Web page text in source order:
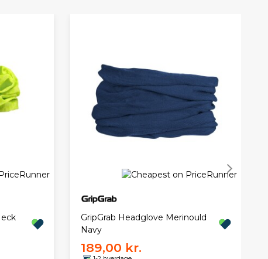
GripGrab Headglove Merinould
Navy
189,00 kr.